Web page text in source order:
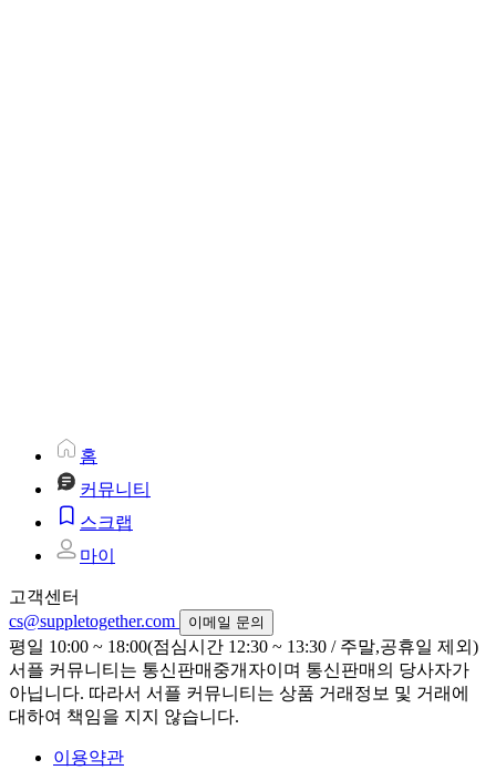
홈
커뮤니티
스크랩
마이
고객센터
cs@suppletogether.com
이메일 문의
평일 10:00 ~ 18:00(점심시간 12:30 ~ 13:30 / 주말,공휴일 제외)
서플 커뮤니티는 통신판매중개자이며 통신판매의 당사자가
아닙니다. 따라서 서플 커뮤니티는 상품 거래정보 및 거래에
대하여 책임을 지지 않습니다.
이용약관